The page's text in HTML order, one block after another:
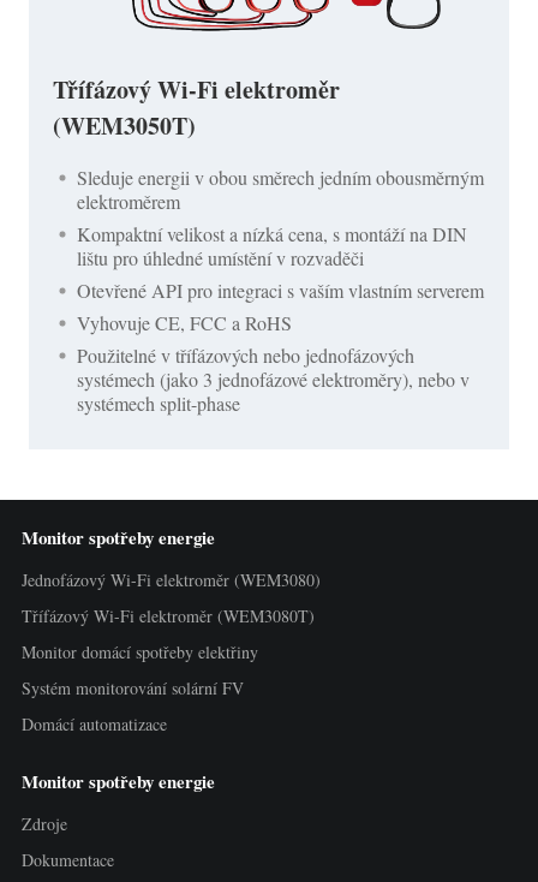
Třífázový Wi-Fi elektroměr
(WEM3050T)
Sleduje energii v obou směrech jedním obousměrným
elektroměrem
Kompaktní velikost a nízká cena, s montáží na DIN
lištu pro úhledné umístění v rozvaděči
Otevřené API pro integraci s vaším vlastním serverem
Vyhovuje CE, FCC a RoHS
Použitelné v třífázových nebo jednofázových
systémech (jako 3 jednofázové elektroměry), nebo v
systémech split-phase
Monitor spotřeby energie
Jednofázový Wi-Fi elektroměr (WEM3080)
Třífázový Wi-Fi elektroměr (WEM3080T)
Monitor domácí spotřeby elektřiny
Systém monitorování solární FV
Domácí automatizace
Monitor spotřeby energie
Zdroje
Dokumentace